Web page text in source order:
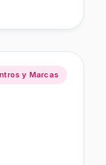
y Marcas